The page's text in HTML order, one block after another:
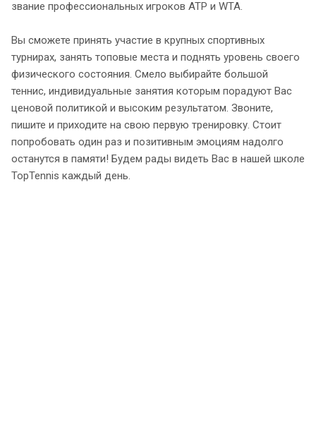
звание профессиональных игроков ATP и WTA.
Вы сможете принять участие в крупных спортивных
турнирах, занять топовые места и поднять уровень своего
физического состояния. Смело выбирайте большой
теннис, индивидуальные занятия которым порадуют Вас
ценовой политикой и высоким результатом. Звоните,
пишите и приходите на свою первую тренировку. Стоит
попробовать один раз и позитивным эмоциям надолго
останутся в памяти! Будем рады видеть Вас в нашей школе
TopTennis каждый день.